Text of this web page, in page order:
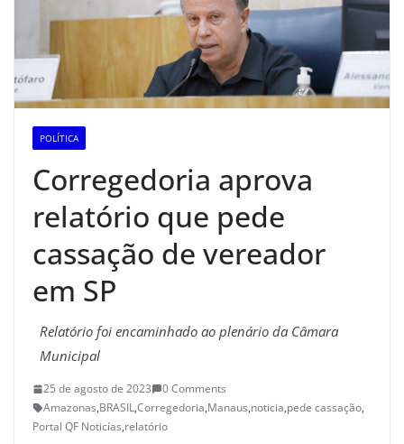
POLÍTICA
Corregedoria aprova
relatório que pede
cassação de vereador
em SP
Relatório foi encaminhado ao plenário da Câmara
Municipal
25 de agosto de 2023
0 Comments
Amazonas,BRASIL,Corregedoria,Manaus,noticia,pede cassação,
Portal QF Noticías,relatório